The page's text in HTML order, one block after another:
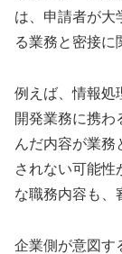
は、申請者が大
る業務と密接に
例えば、情報処
開発業務に携わ
んだ内容が業務
されない可能性
な職務内容も、
企業側が意図す